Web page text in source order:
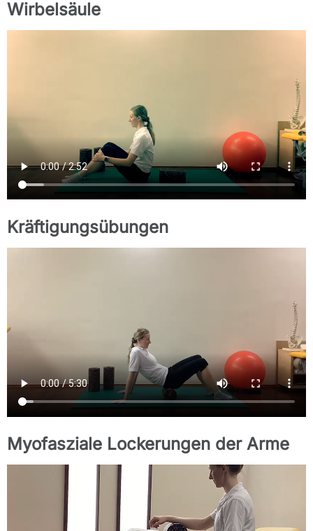
Wirbelsäule
Kräftigungsübungen
Myofasziale Lockerungen der Arme